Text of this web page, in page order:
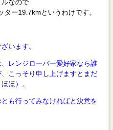
なので
ー19.7kmというわけです。
います。
レンジローバー愛好家なら誰
こっそり申し上げますとまだ
ほ）。
も行ってみなければと決意を